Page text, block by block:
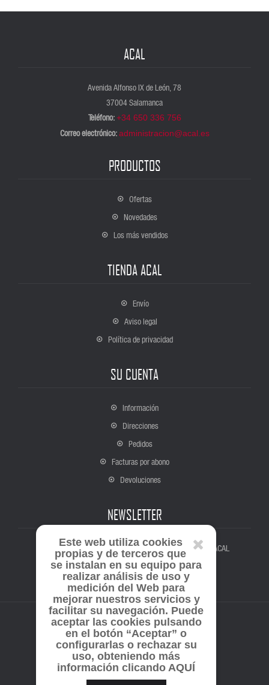
ACAL
Avenida Alfonso IX de León, 78
37004 Salamanca
Teléfono: +34 650 336 756
Correo electrónico: administracion@acal.es
PRODUCTOS
Ofertas
Novedades
Los más vendidos
TIENDA ACAL
Envío
Aviso legal
Política de privacidad
SU CUENTA
Información
Direcciones
Pedidos
Facturas por abono
Devoluciones
NEWSLETTER
Suscríbete para estar al tanto de todas las novedades de ACAL
Copyright © 2026 ACAL.
Desarrollado con software libre Prestashop
Este web utiliza cookies
propias y de terceros que
se instalan en su equipo para
realizar análisis de uso y
medición del Web para
mejorar nuestros servicios y
facilitar su navegación. Puede
aceptar las cookies pulsando
en el botón “Aceptar” o
configurarlas o rechazar su
uso, obteniendo más
información clicando AQUÍ